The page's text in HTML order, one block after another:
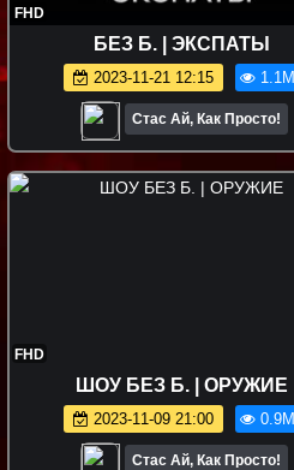
FHD
БЕЗ Б. | ЭКСПАТЫ
2023-11-21 12:15 1.1M
Стас Ай, Как Просто!
FHD
ШОУ БЕЗ Б. | ОРУЖИЕ
2023-11-09 21:00 0.9M
Стас Ай, Как Просто!